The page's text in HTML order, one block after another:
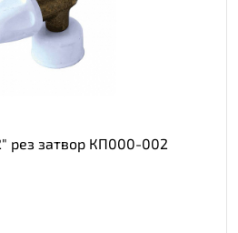
рез затвор КП000-002